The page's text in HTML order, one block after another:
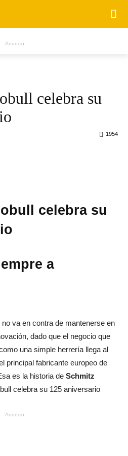
Anuncio
celebra su
1954
celebra su 125
a remolque
una simple herrería llega al
principal fabricante europeo de
es la historia de
Schmitz
celebra su 125 aniversario